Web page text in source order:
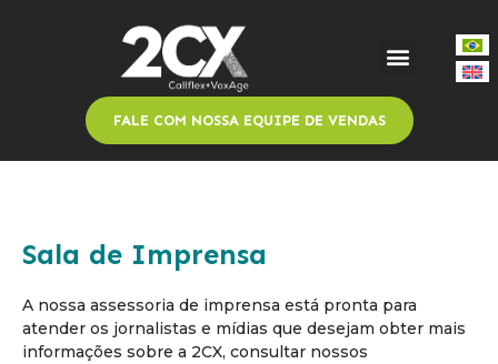
FALE COM NOSSA EQUIPE DE VENDAS
Sala de Imprensa
A nossa assessoria de imprensa está pronta para
atender os jornalistas e mídias que desejam obter mais
informações sobre a 2CX, consultar nossos